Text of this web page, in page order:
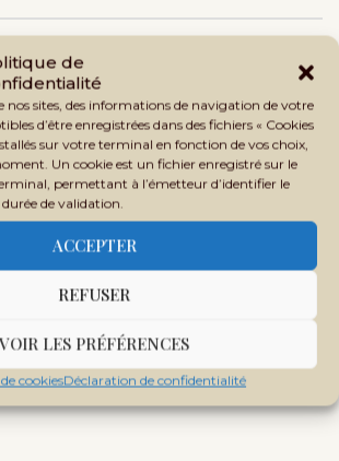
de
nos sites, des informations de navigation de votre
d’être enregistrées dans des fichiers « Cookies
sur votre terminal en fonction de vos choix,
Un cookie est un fichier enregistré sur le
permettant à l’émetteur d’identifier le
de validation.
ACCEPTER
REFUSER
VOIR LES PRÉFÉRENCES
cookiesDéclaration de confidentialité